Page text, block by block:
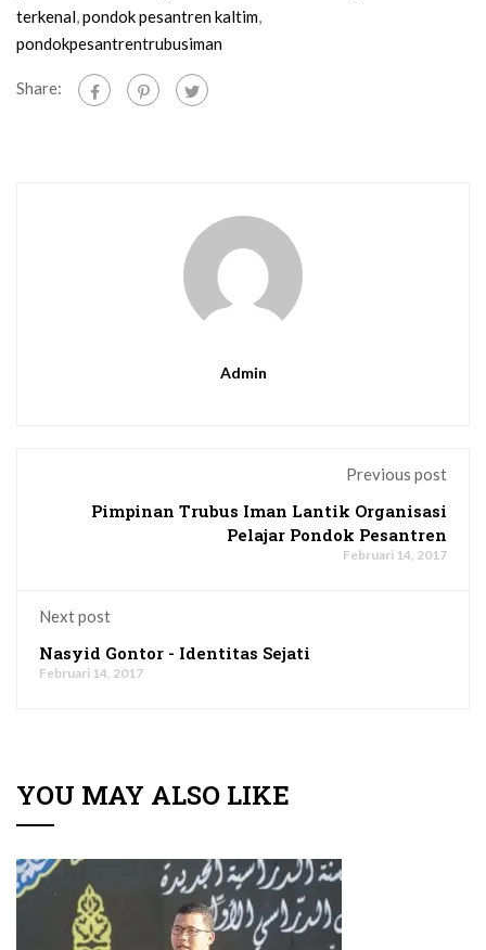
terkenal,pondok pesantren kaltim,
pondokpesantrentrubusiman
Share:
Admin
Previous post
Pimpinan Trubus Iman Lantik Organisasi
Pelajar Pondok Pesantren
Februari 14, 2017
Next post
Nasyid Gontor - Identitas Sejati
Februari 14, 2017
YOU MAY ALSO LIKE